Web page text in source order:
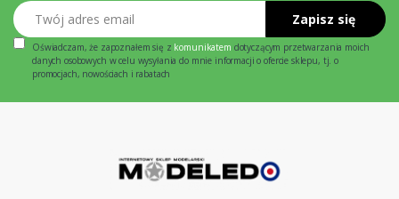
Twój adres email
Zapisz się
Oświadczam, że zapoznałem się z komunikatem dotyczącym przetwarzania moich
danych osobowych w celu wysyłania do mnie informacji o ofercie sklepu, tj. o
promocjach, nowościach i rabatach